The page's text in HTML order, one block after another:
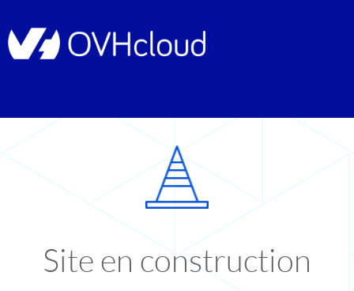
Site en construction